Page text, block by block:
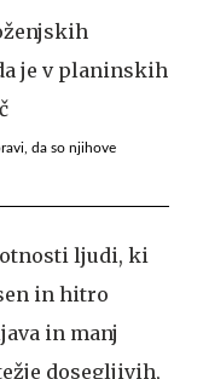
da so njihove
ljudi, ki
in hitro
in manj
dosegljivih,